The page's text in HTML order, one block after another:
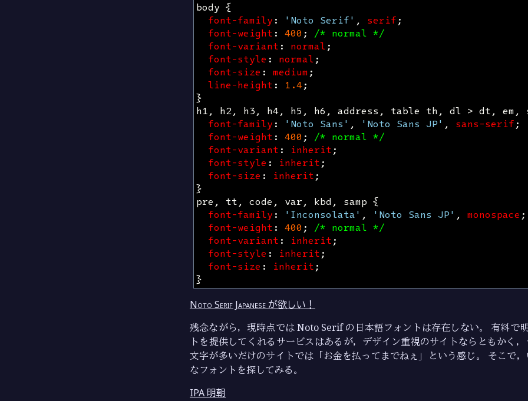
body {
font-family : 'Noto Serif' , serif ;
font-weight : 400 ;
/* normal */
font-variant : normal ;
font-style : normal ;
font-size : medium ;
line-height : 1.4;
}
h1 , h2, h3 , h4, h5 , h6 , address , table th , dl > dt , em ,
font-family : 'Noto Sans' , 'Noto Sans JP' , sans-serif ;
font-weight : 400 ;
/* normal */
font-variant : inherit ;
font-style : inherit ;
font-size : inherit ;
}
pre , tt , code , var , kbd , samp {
font-family : 'Inconsolata' , 'Noto Sans JP' , monospace ;
font-weight : 400 ;
/* normal */
font-variant : inherit ;
font-style : inherit ;
font-size : inherit ;
}
Noto Serif Japanese が欲しい！
残念ながら，現時点では Noto Serif の日本語フォントは存在しない。 有料で
トを提供してくれるサービスはあるが，デザイン重視のサイトならともかく
文字が多いだけのサイトでは「お金を払ってまでねぇ」という感じ。 そこで
なフォントを探してみる。
IPA 明朝